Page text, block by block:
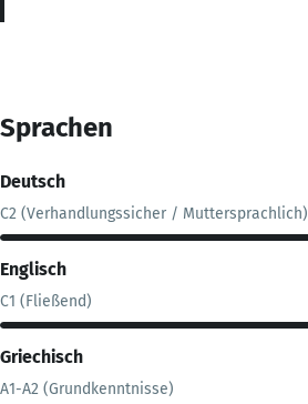
Sprachen
Deutsch
C2 (Verhandlungssicher / Muttersprachlich)
Englisch
C1 (Fließend)
Griechisch
A1-A2 (Grundkenntnisse)